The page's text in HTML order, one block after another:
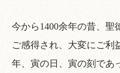
今から1400余年の昔、聖
ご感得され、大変にご利
年、寅の日、寅の刻であ